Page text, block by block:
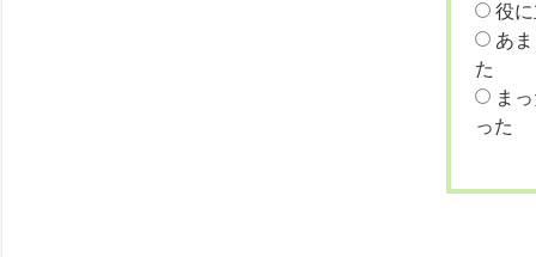
役
あ
た
ま
った